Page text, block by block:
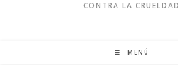
CONTRA LA CRUELDAD
MENÚ